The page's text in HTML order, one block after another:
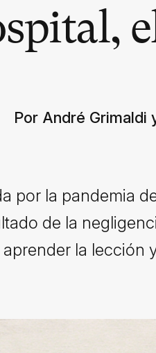
Por André Grimaldi
por la pandemia
de la
la